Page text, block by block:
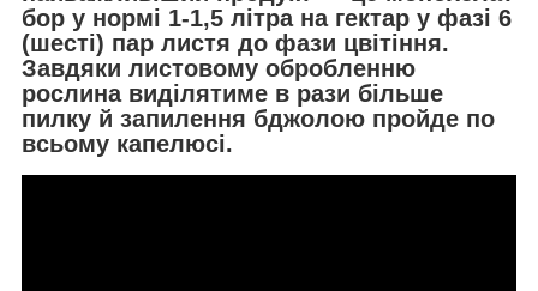
бор у нормі 1-1,5 літра на гектар у фазі 6
(шесті) пар листя до фази цвітіння.
Завдяки листовому обробленню
рослина виділятиме в рази більше
пилку й запилення бджолою пройде по
всьому капелюсі.